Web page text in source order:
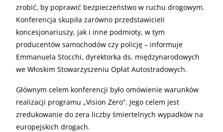
zrobić, by poprawić bezpieczeństwo w ruchu drogowym.
Konferencja skupiła zarówno przedstawicieli
koncesjonariuszy, jak i inne podmioty, w tym
producentów samochodów czy policję – informuje
Emmanuela Stocchi, dyrektorka ds. międzynarodowych
we Włoskim Stowarzyszeniu Opłat Autostradowych.
Głównym celem konferencji było omówienie warunków
realizacji programu „Vision Zero”. Jego celem jest
zredukowanie do zera liczby śmiertelnych wypadków na
europejskich drogach.